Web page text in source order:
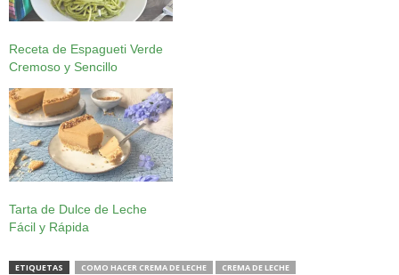
Receta de Espagueti Verde
Cremoso y Sencillo
Tarta de Dulce de Leche
Fácil y Rápida
ETIQUETAS COMO HACER CREMA DE LECHE CREMA DE LECHE